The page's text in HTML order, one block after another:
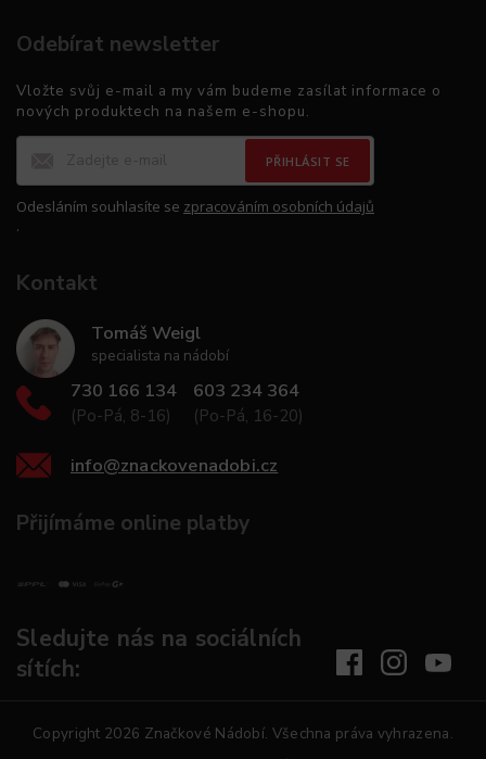
Odebírat newsletter
Vložte svůj e-mail a my vám budeme zasílat informace o
nových produktech na našem e-shopu.
PŘIHLÁSIT SE
Odesláním souhlasíte se zpracováním osobních údajů
.
Kontakt
Tomáš Weigl
specialista na nádobí
730 166 134
(Po-Pá, 8-16)
603 234 364
(Po-Pá, 16-20)
info@znackovenadobi.cz
Přijímáme online platby
Sledujte nás na sociálních
sítích:
Copyright 2026 Značkové Nádobí. Všechna práva vyhrazena.